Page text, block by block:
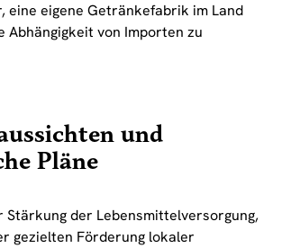
eine eigene Getränkefabrik im Land
Abhängigkeit von Importen zu
und
Pläne
Stärkung der Lebensmittelversorgung,
gezielten Förderung lokaler